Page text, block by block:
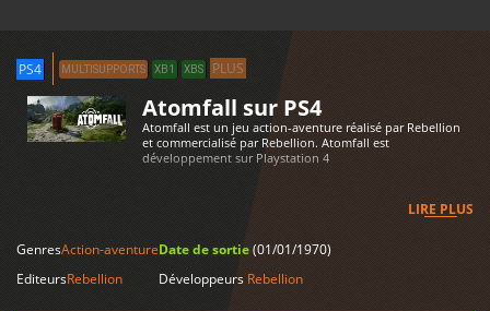
PS4 MULTISUPPORTS XB1 XBS PLUS
Atomfall sur PS4
Atomfall est un jeu action-aventure réalisé par Rebellion
et commercialisé par Rebellion. Atomfall est
développement sur Playstation 4
LIRE PLUS
GenresAction-aventure
EditeursRebellion
Date de sortie(01/01/1970)
Développeurs Rebellion